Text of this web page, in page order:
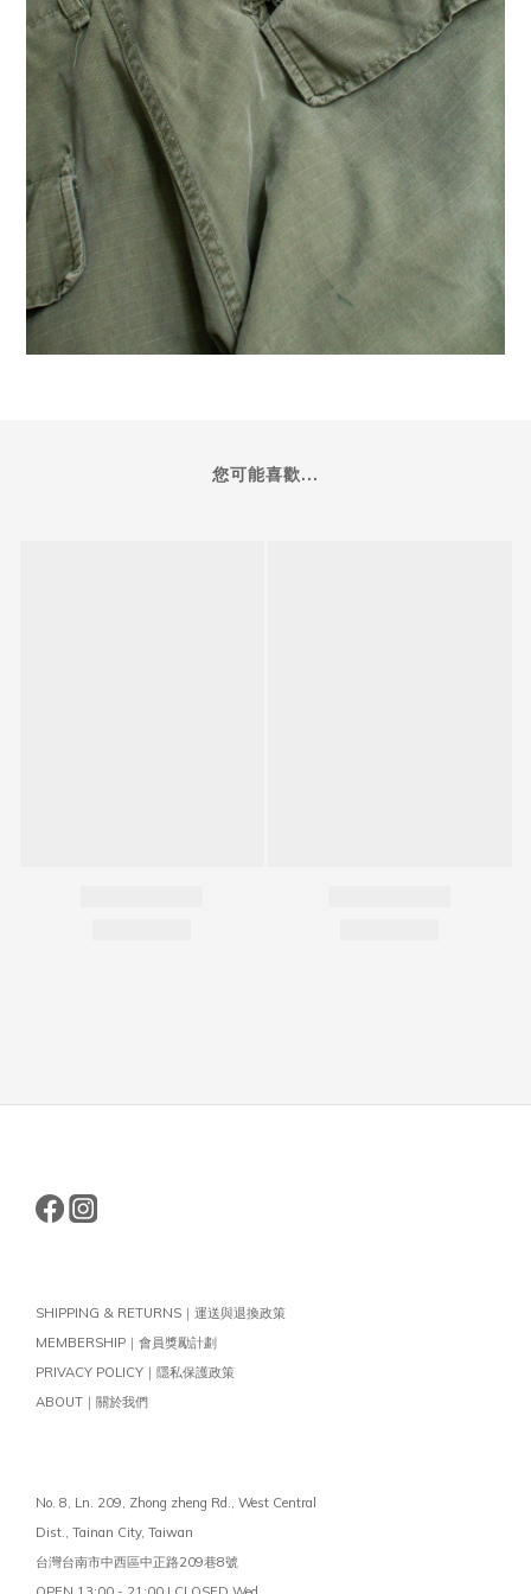
您可能喜歡...
SHIPPING & RETURNS｜運送與退換政策
MEMBERSHIP｜會員獎勵計劃
PRIVACY POLICY｜隱私保護政策
ABOUT｜關於我們
No. 8, Ln. 209, Zhong zheng Rd., West Central
Dist., Tainan City, Taiwan
台灣台南市中西區中正路209巷8號